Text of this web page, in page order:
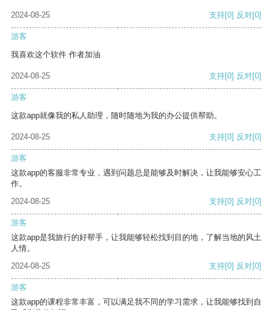
2024-08-25 支持[0] 反对[0]
游客
我喜欢这个软件 作者加油
2024-08-25 支持[0] 反对[0]
游客
这款app就像我的私人助理，随时随地为我的办公提供帮助。
2024-08-25 支持[0] 反对[0]
游客
这款app的客服非常专业，遇到问题总是能够及时解决，让我能够安心工
作。
2024-08-25
支持[0] 反对[0]
游客
这款app是我旅行的好帮手，让我能够轻松找到目的地，了解当地的风土
人情。
2024-08-25
支持[0] 反对[0]
游客
这款app的课程非常丰富，可以满足我不同的学习需求，让我能够找到自